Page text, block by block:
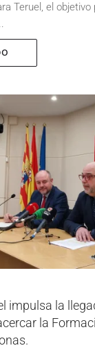
Teruel, el
impulsa la
la